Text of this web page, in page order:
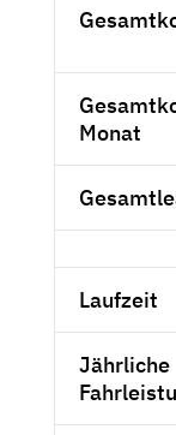
Monat
Laufzeit
Jährliche